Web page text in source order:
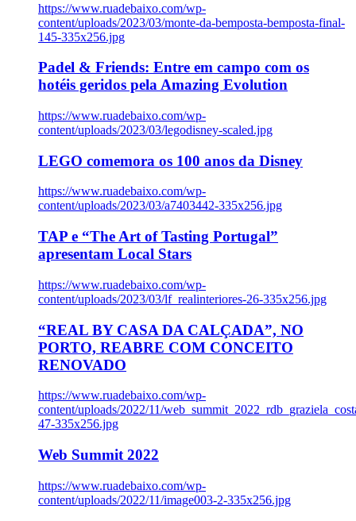
https://www.ruadebaixo.com/wp-
content/uploads/2023/03/monte-da-bemposta-bemposta-final-
145-335x256.jpg
Padel & Friends: Entre em campo com os
hotéis geridos pela Amazing Evolution
https://www.ruadebaixo.com/wp-
content/uploads/2023/03/legodisney-scaled.jpg
LEGO comemora os 100 anos da Disney
https://www.ruadebaixo.com/wp-
content/uploads/2023/03/a7403442-335x256.jpg
TAP e “The Art of Tasting Portugal”
apresentam Local Stars
https://www.ruadebaixo.com/wp-
content/uploads/2023/03/lf_realinteriores-26-335x256.jpg
“REAL BY CASA DA CALÇADA”, NO
PORTO, REABRE COM CONCEITO
RENOVADO
https://www.ruadebaixo.com/wp-
content/uploads/2022/11/
47-335x256.jpg
Web Summit 2022
https://www.ruadebaixo.com/wp-
content/uploads/2022/11/image003-2-335x256.jpg